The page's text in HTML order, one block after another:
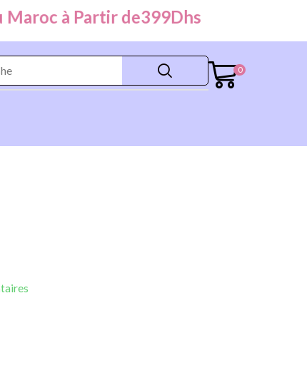
à Partir de399Dhs
0